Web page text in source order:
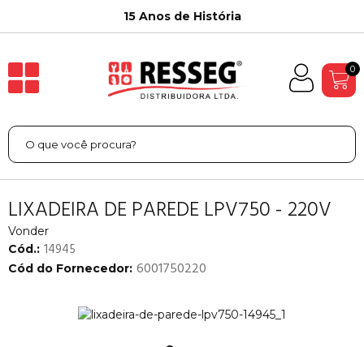
15 Anos de História
0
LIXADEIRA DE PAREDE LPV750 - 220V
Vonder
Cód.: 14945
Cód do Fornecedor: 6001750220